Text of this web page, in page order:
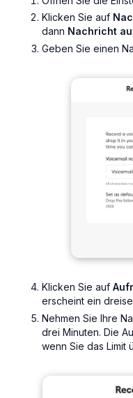
Klicken Sie auf
dann Nachricht
Geben Sie einen
Klicken Sie auf
erscheint ein
Nehmen Sie Ihre
drei Minuten. Die
wenn Sie das Limit